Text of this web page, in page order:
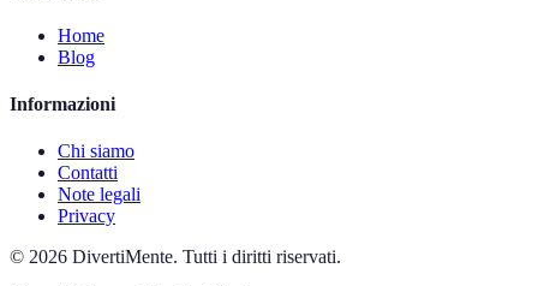
Home
Blog
Informazioni
Chi siamo
Contatti
Note legali
Privacy
© 2026 DivertiMente. Tutti i diritti riservati.